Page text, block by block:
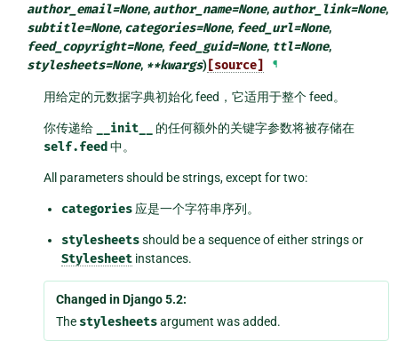
author_email=None, author_name=None, author_link=None,
subtitle=None, categories=None, feed_url=None,
feed_copyright=None, feed_guid=None, ttl=None,
stylesheets=None, **kwargs)[source] ¶
用给定的元数据字典初始化 feed，它适用于整个 feed。
你传递给 __init__ 的任何额外的关键字参数将被存储在
self.feed 中。
All parameters should be strings, except for two:
categories 应是一个字符串序列。
stylesheetsshould be a sequence of either strings or
Stylesheet instances.
Changed in Django 5.2:
The stylesheetsargument was added.